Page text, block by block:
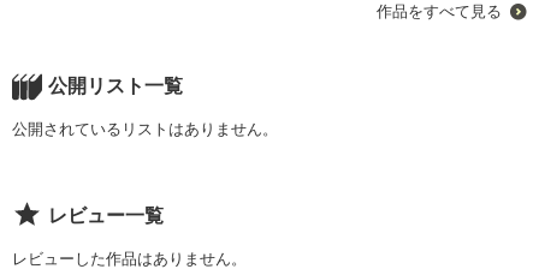
作品をすべて見る
公開リスト一覧
公開されているリストはありません。
レビュー一覧
レビューした作品はありません。